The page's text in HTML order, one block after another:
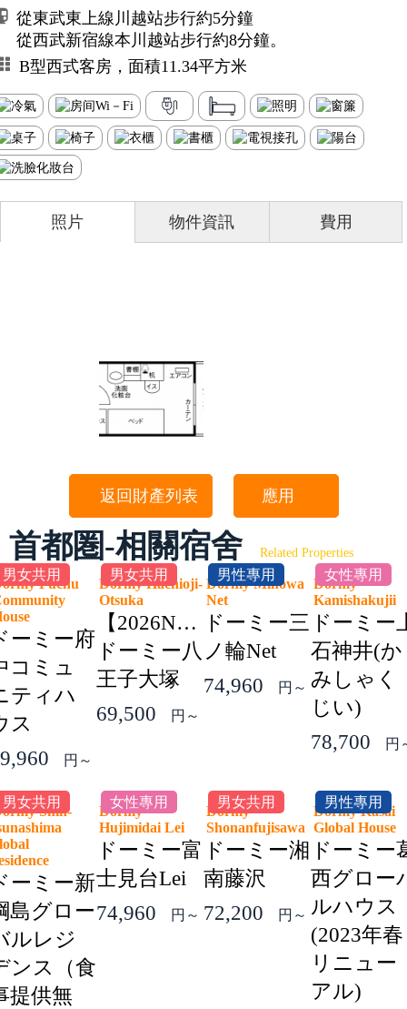
從東武東上線川越站步行約5分鐘
從西武新宿線本川越站步行約8分鐘。
B型西式客房，面積11.34平方米
照片 物件資訊 費用
返回財產列表 應用
首都圏-相關宿舍 Related Properties
男女共用
Fuchu
ーミー府
コミュ
ティハ
ス
円～
男女共用
Dormy Hachioji-
Otsuka
【2026NEW】
ドーミー八
王子大塚
69,500
円～
男性專用
Dormy Minowa
Net
ドーミー三
ノ輪Net
74,960
円～
女性專用
Dormy
ドーミー
石神井(か
みしゃく
じい)
78,700
円
男女共用
Shin-
ーミー新
島グロー
ルレジ
ンス（食
提供無
女性專用
Dormy
Hujimidai Lei
ドーミー富
士見台Lei
74,960
円～
男女共用
Dormy
Shonanfujisawa
ドーミー湘
南藤沢
72,200
円～
男性專用
Dormy Kasai
Global
ドーミー
西グロー
ルハウス
(2023年春
リニュー
アル)